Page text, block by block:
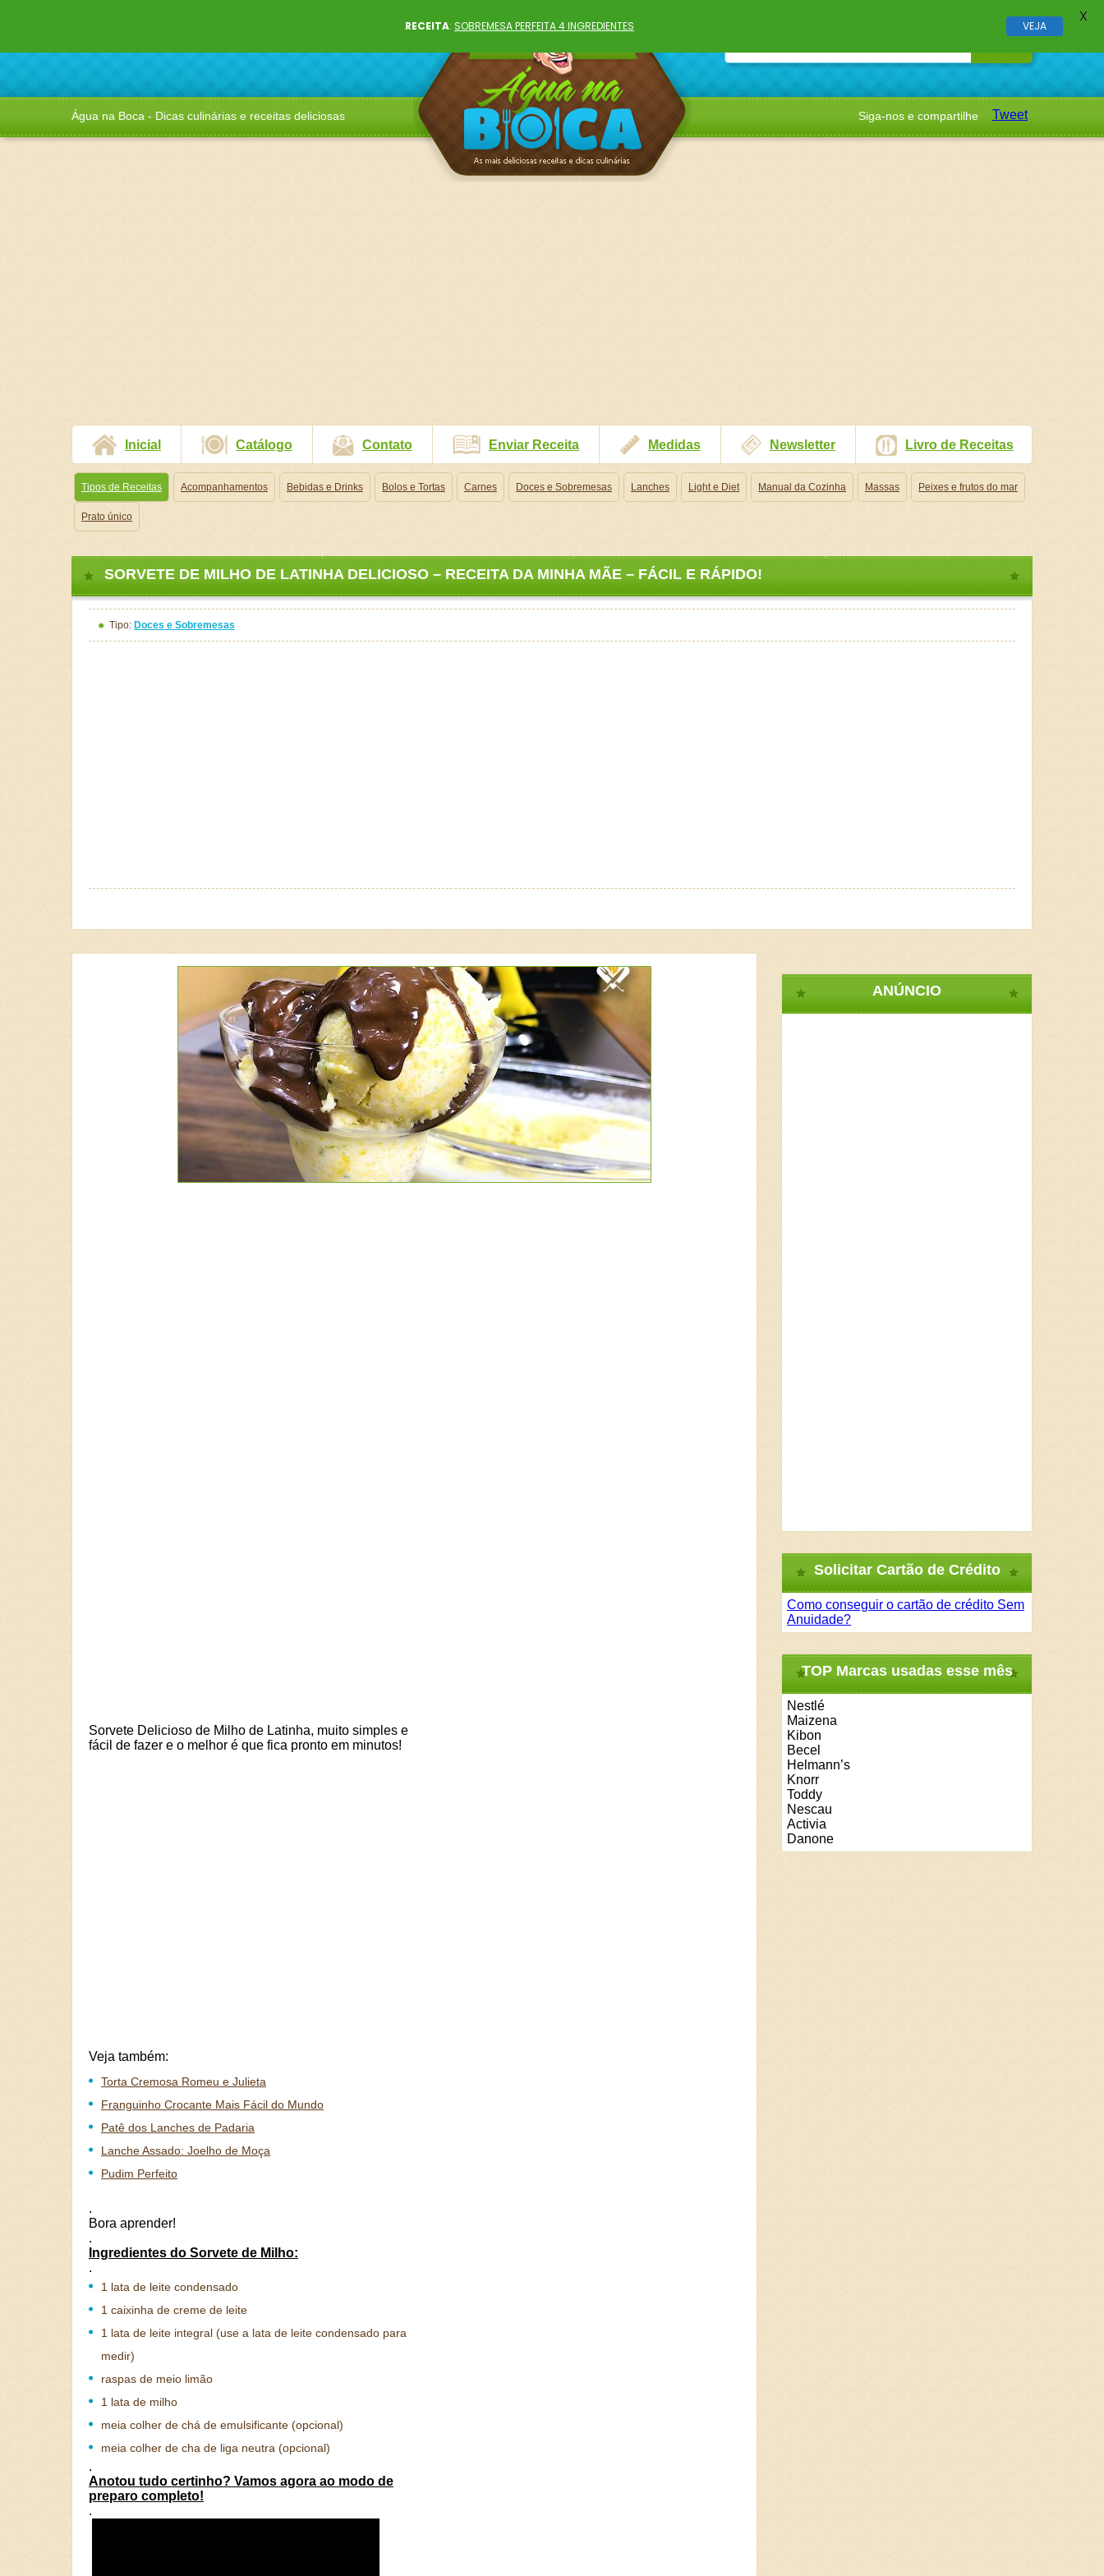
Água na Boca - Dicas culinárias e receitas deliciosas Siga-nos e compartilhe Tweet
Inicial Catálogo Contato Enviar Receita Medidas Newsletter Livro de Receitas
Tipos de Receitas Acompanhamentos Bebidas e Drinks Bolos e Tortas Carnes Doces e Sobremesas Lanches Light e Diet Manual da Cozinha Massas Peixes e frutos do mar
Prato único
SORVETE DE MILHO DE LATINHA DELICIOSO – RECEITA DA MINHA MÃE – FÁCIL E RÁPIDO!
Tipo: Doces e Sobremesas
Sorvete Delicioso de Milho de Latinha, muito simples e
fácil de fazer e o melhor é que fica pronto em minutos!
Veja também:
Torta Cremosa Romeu e Julieta
Franguinho Crocante Mais Fácil do Mundo
Patê dos Lanches de Padaria
Lanche Assado: Joelho de Moça
Pudim Perfeito
.
Bora aprender!
.
Ingredientes do Sorvete de Milho:
.
1 lata de leite condensado
1 caixinha de creme de leite
1 lata de leite integral (use a lata de leite condensado para
medir)
raspas de meio limão
1 lata de milho
meia colher de chá de emulsificante (opcional)
meia colher de cha de liga neutra (opcional)
.
Anotou tudo certinho? Vamos agora ao modo de
preparo completo!
.
ANÚNCIO
Solicitar Cartão de Crédito
Como conseguir o cartão de crédito Sem
Anuidade?
TOP Marcas usadas esse mês
Nestlé
Maizena
Kibon
Becel
Helmann’s
Knorr
Toddy
Nescau
Activia
Danone
RECEITA: SOBREMESA PERFEITA 4 INGREDIENTES VEJA
X